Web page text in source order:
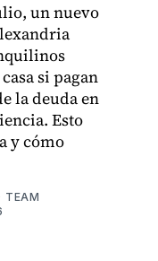
un nuevo
si pagan
la deuda en
Esto
y cómo
TEAM